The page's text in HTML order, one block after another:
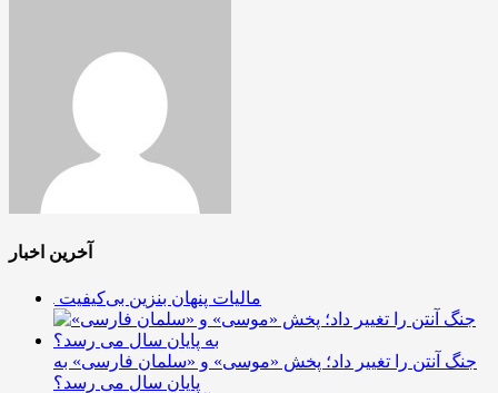
آخرین اخبار
مالیات پنهان بنزین بی‌کیفیت
جنگ آنتن را تغییر داد؛ پخش «موسی» و «سلمان فارسی» به
پایان سال می رسد؟